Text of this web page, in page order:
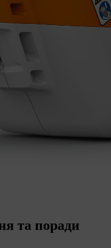
та поради